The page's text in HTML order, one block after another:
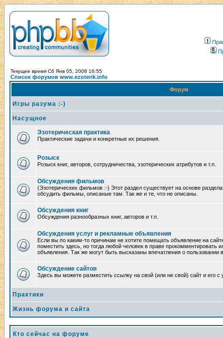
Текущее время Сб Янв 05, 2008 16:55
Список форумов www.ezoterik.info
Форум
Игры разума :-)
Насущное
Эзотерическая практика
Практические задачи и конкретные их решения.
Розыск
Розыск книг, авторов, сотрудничества, эзотерических атрибутов и т.п.
Обсуждения фильмов
(Эзотерических фильмов :-) Этот раздел существует на основе
обсудить фильмы, описаные там. Так же и те, что не описаны.
Обсуждения книг
Обсуждения разнообразных книг, авторов и т.п.
Обсуждения услуг и рекламные объявления
Если вы по каким-то причинам не хотите помещать объявление на
поместить здесь, но тогда любой человек в праве прокомментировать
объявления. Так же могут быть высказаны впечатления о пользовании
Обсуждение сайтов
Здесь вы можете разместить ссылку на свой (или не свой) сайт и его с
Практики
Жизнь форума и сайта
Кто сейчас на форуме